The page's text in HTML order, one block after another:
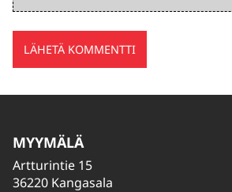
MYYMÄLÄ
Artturintie 15
36220 Kangasala